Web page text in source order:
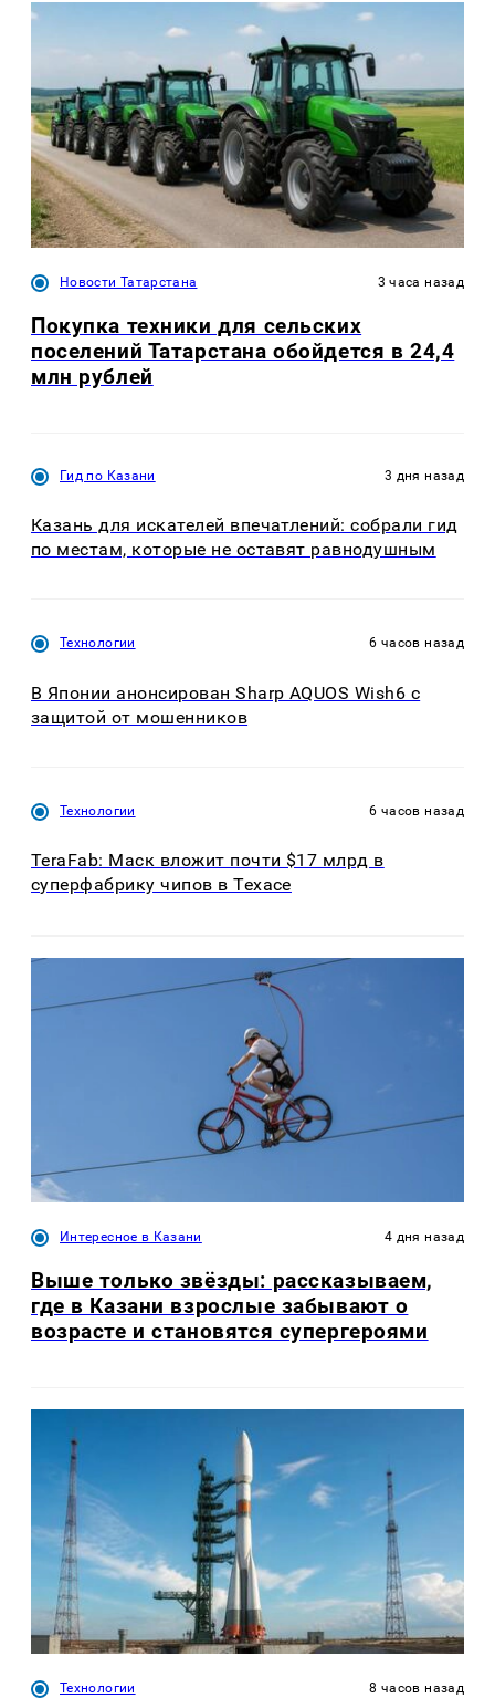
Новости Татарстана 3 часа назад
Покупка техники для сельских
поселений Татарстана обойдется в 24,4
млн рублей
Гид по Казани 3 дня назад
Казань для искателей впечатлений: собрали гид
по местам, которые не оставят равнодушным
Технологии 6 часов назад
В Японии анонсирован Sharp AQUOS Wish6 с
защитой от мошенников
Технологии 6 часов назад
TeraFab: Маск вложит почти $17 млрд в
суперфабрику чипов в Техасе
Интересное в Казани 4 дня назад
Выше только звёзды: рассказываем,
где в Казани взрослые забывают о
возрасте и становятся супергероями
Технологии 8 часов назад